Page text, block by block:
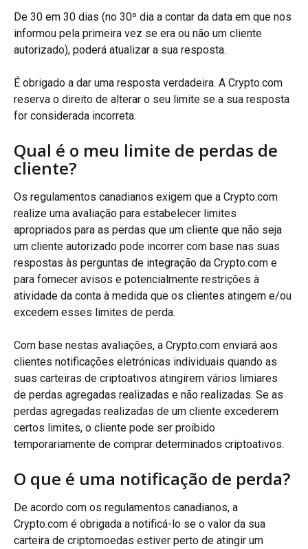
De 30 em 30 dias (no 30º dia a contar da data em que nos
informou pela primeira vez se era ou não um cliente
autorizado), poderá atualizar a sua resposta.
É obrigado a dar uma resposta verdadeira. A Crypto.com
reserva o direito de alterar o seu limite se a sua resposta
for considerada incorreta.
Qual é o meu limite de perdas de
cliente?
Os regulamentos canadianos exigem que a Crypto.com
realize uma avaliação para estabelecer limites
apropriados para as perdas que um cliente que não seja
um cliente autorizado pode incorrer com base nas suas
respostas às perguntas de integração da Crypto.com e
para fornecer avisos e potencialmente restrições à
atividade da conta à medida que os clientes atingem e/ou
excedem esses limites de perda.
Com base nestas avaliações, a Crypto.com enviará aos
clientes notificações eletrónicas individuais quando as
suas carteiras de criptoativos atingirem vários limiares
de perdas agregadas realizadas e não realizadas. Se as
perdas agregadas realizadas de um cliente excederem
certos limites, o cliente pode ser proibido
temporariamente de comprar determinados criptoativos.
O que é uma notificação de perda?
De acordo com os regulamentos canadianos, a
Crypto.com é obrigada a notificá-lo se o valor da sua
carteira de criptomoedas estiver perto de atingir um